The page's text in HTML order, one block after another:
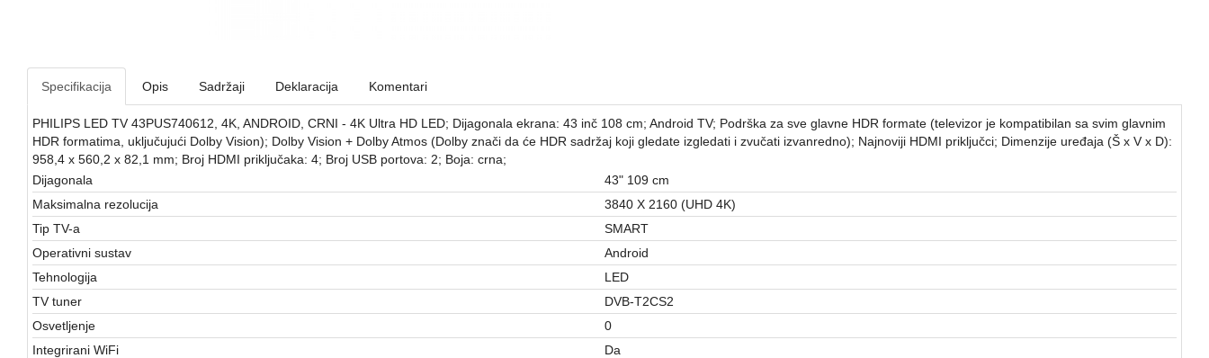
Specifikacija Opis Sadržaji Deklaracija Komentari
PHILIPS LED TV 43PUS740612, 4K, ANDROID, CRNI - 4K Ultra HD LED; Dijagonala ekrana: 43 inč 108 cm; Android TV; Podrška za sve glavne HDR formate (televizor je kompatibilan sa svim glavnim
HDR formatima, uključujući Dolby Vision); Dolby Vision + Dolby Atmos (Dolby znači da će HDR sadržaj koji gledate izgledati i zvučati izvanredno); Najnoviji HDMI priključci; Dimenzije uređaja (Š x V x D):
958,4 x 560,2 x 82,1 mm; Broj HDMI priključaka: 4; Broj USB portova: 2; Boja: crna;
Dijagonala
43" 109 cm
Maksimalna rezolucija
3840 X 2160 (UHD 4K)
Tip TV-a
SMART
Operativni sustav
Android
Tehnologija
LED
TV tuner
DVB-T2CS2
Osvetljenje
0
Integrirani WiFi
Da